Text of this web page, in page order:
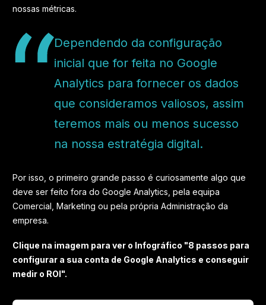
nossas métricas.
Dependendo da configuração
inicial que for feita no Google
Analytics para fornecer os dados
que consideramos valiosos, assim
teremos mais ou menos sucesso
na nossa estratégia digital.
Por isso, o primeiro grande passo é curiosamente algo que
deve ser feito fora do Google Analytics, pela equipa
Comercial, Marketing ou pela própria Administração da
empresa.
Clique na imagem para ver o Infográfico "8 passos para
configurar a sua conta de Google Analytics e conseguir
medir o ROI".